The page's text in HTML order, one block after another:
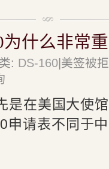
为什么非常
: DS-160 |美签被
是在美国大使
申请表不同于